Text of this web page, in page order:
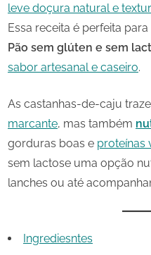
leve doçura natural e
Essa receita é perfeita
Pão sem glúten e sem
sabor artesanal e caseiro.
As castanhas-de-caju
marcante, mas também
gorduras boas e proteínas
sem lactose uma opção
lanches ou até
Ingrediesntes